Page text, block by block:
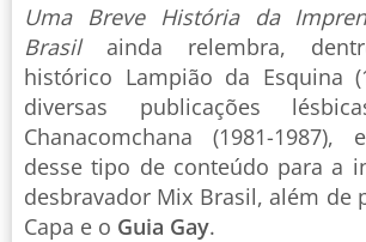
Uma Breve História da
Brasilainda relembra,
histórico Lampião da Esquina
diversas publicações
Chanacomchana (1981-
desse tipo de conteúdo para a
desbravador Mix Brasil, além de
Capa e o Guia Gay.